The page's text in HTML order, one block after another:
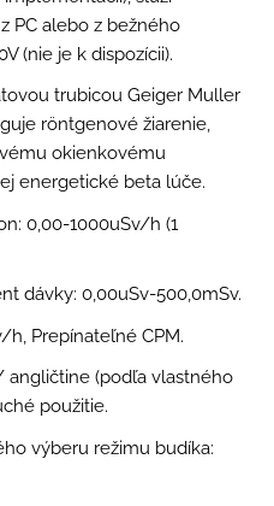
PC alebo z bežného
(nie je k dispozícii).
trubicou Geiger Muller
röntgenové žiarenie,
okienkovému
energetické beta lúče.
0,00-1000uSv/h (1
dávky: 0,00uSv-500,0mSv.
h, Prepínateľné CPM.
angličtine (podľa vlastného
použitie.
výberu režimu budíka: